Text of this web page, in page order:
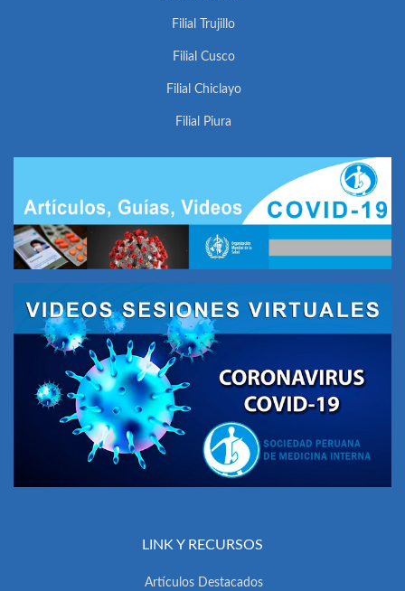
Filial Trujillo
Filial Cusco
Filial Chiclayo
Filial Piura
LINK Y RECURSOS
Artículos Destacados